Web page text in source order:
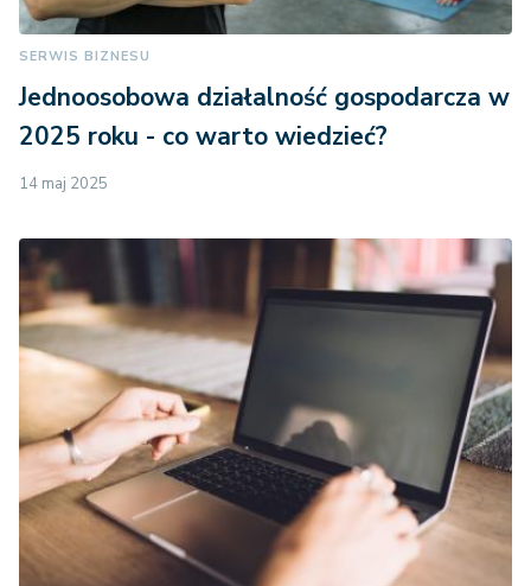
SERWIS BIZNESU
Jednoosobowa działalność gospodarcza w
2025 roku - co warto wiedzieć?
14 maj 2025